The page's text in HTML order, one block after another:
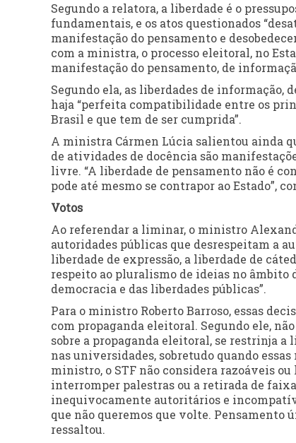
Segundo a relatora, a liberdade é o
fundamentais, e os atos questionados
manifestação do pensamento e
com a ministra, o processo eleitoral, no
manifestação do pensamento, de
Segundo ela, as liberdades de informação,
haja “perfeita compatibilidade entre os
Brasil e que tem de ser cumprida”.
A ministra Cármen Lúcia salientou ainda
de atividades de docência são
livre. “A liberdade de pensamento não é
pode até mesmo se contrapor ao Estado”,
Votos
Ao referendar a liminar, o ministro
autoridades públicas que desrespeitam a
liberdade de expressão, a liberdade de
respeito ao pluralismo de ideias no âmbito
democracia e das liberdades públicas”.
Para o ministro Roberto Barroso, essas
com propaganda eleitoral. Segundo ele,
sobre a propaganda eleitoral, se restrinja
nas universidades, sobretudo quando
ministro, o STF não considera razoáveis
interromper palestras ou a retirada de
inequivocamente autoritários e
que não queremos que volte. Pensamento
ressaltou.